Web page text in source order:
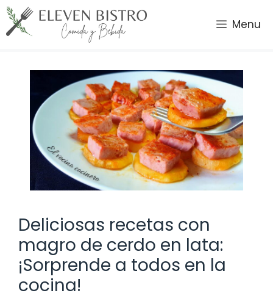
Saltar
al
contenido
Menu
Deliciosas recetas con
magro de cerdo en lata:
¡Sorprende a todos en la
cocina!